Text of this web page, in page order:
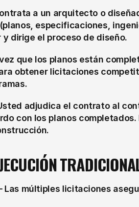
a un arquitecto o
especificaciones,
dirige el proceso de diseño.
que los planos están
obtener licitaciones
adjudica el contrato al
con los planos
múltiples licitaciones